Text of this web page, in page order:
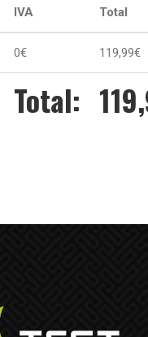
IVA Total
0€ 119,99€
Total: